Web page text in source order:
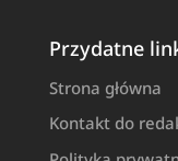
Przydatne
Strona główna
Kontakt do